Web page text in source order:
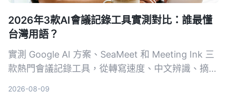
2026年3款AI會議記錄工具實測對比：誰最懂
台灣用語？
實測 Google AI 方案、SeaMeet 和 Meeting Ink 三
款熱門會議記錄工具，從轉寫速度、中文辨識、摘要
2026-08-09